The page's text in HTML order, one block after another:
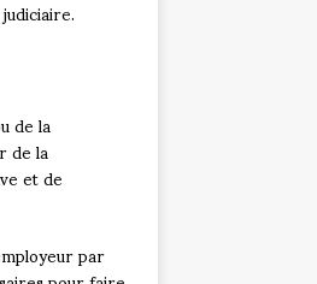
de la
de la
et de
par